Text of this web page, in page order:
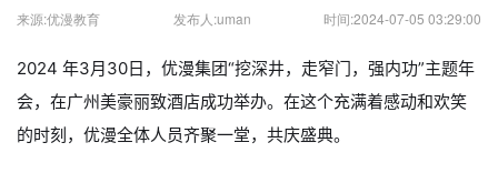
来源:优漫教育 发布人:uman 时间:2024-07-05 03:29:00
2024 年3月30日，优漫集团“挖深井，走窄门，强内功”主题年
会，在广州美豪丽致酒店成功举办。在这个充满着感动和欢笑
的时刻，优漫全体人员齐聚一堂，共庆盛典。